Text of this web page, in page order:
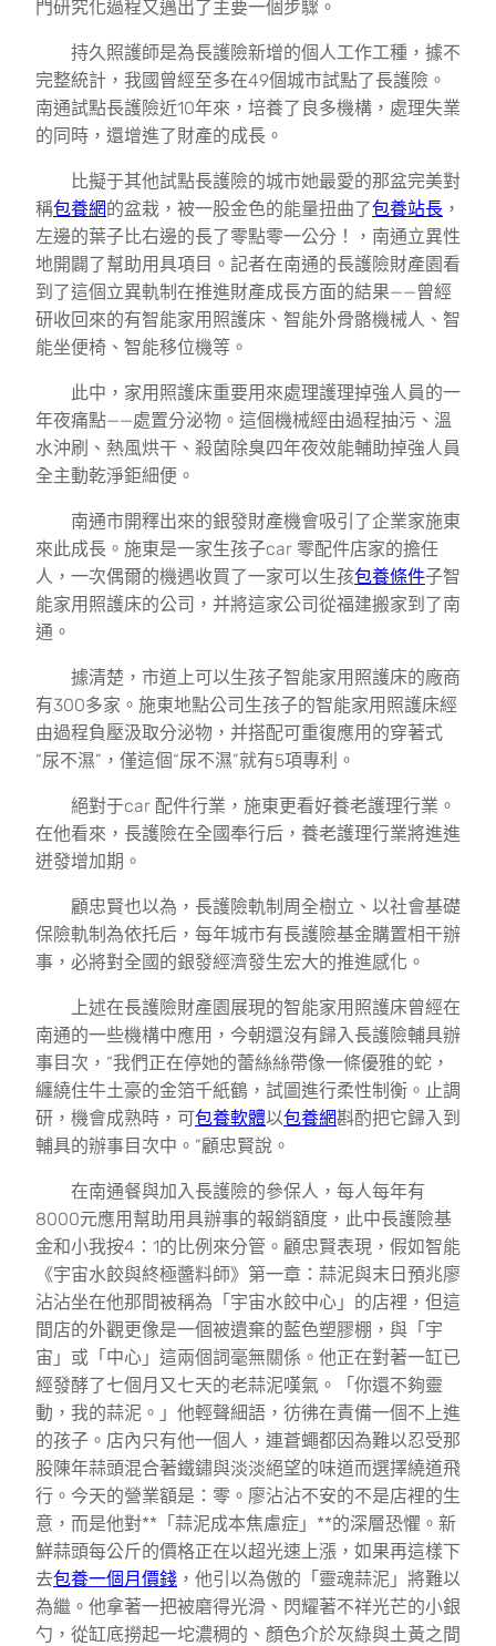
門研究化過程又邁出了主要一個步驟。
持久照護師是為長護險新增的個人工作工種，據不
完整統計，我國曾經至多在49個城市試點了長護險。
南通試點長護險近10年來，培養了良多機構，處理失業
的同時，還增進了財產的成長。
比擬于其他試點長護險的城市她最愛的那盆完美對
稱包養網的盆栽，被一股金色的能量扭曲了包養站長 ，
左邊的葉子比右邊的長了零點零一公分！，南通立異性
地開闢了幫助用具項目。記者在南通的長護險財產園看
到了這個立異軌制在推進財產成長方面的結果——曾經
研收回來的有智能家用照護床、智能外骨骼機械人、智
能坐便椅、智能移位機等。
此中，家用照護床重要用來處理護理掉強人員的一
年夜痛點——處置分泌物。這個機械經由過程抽污、溫
水沖刷、熱風烘干、殺菌除臭四年夜效能輔助掉強人員
全主動乾淨鉅細便。
南通市開釋出來的銀發財產機會吸引了企業家施東
來此成長。施東是一家生孩子car 零配件店家的擔任
人，一次偶爾的機遇收買了一家可以生孩包養條件子智
能家用照護床的公司，并將這家公司從福建搬家到了南
通。
據清楚，市道上可以生孩子智能家用照護床的廠商
有300多家。施東地點公司生孩子的智能家用照護床經
由過程負壓汲取分泌物，并搭配可重復應用的穿著式
“尿不濕”，僅這個“尿不濕”就有5項專利。
絕對于car 配件行業，施東更看好養老護理行業。
在他看來，長護險在全國奉行后，養老護理行業將進進
迸發增加期。
顧忠賢也以為，長護險軌制周全樹立、以社會基礎
保險軌制為依托后，每年城市有長護險基金購置相干辦
事，必將對全國的銀發經濟發生宏大的推進感化。
上述在長護險財產園展現的智能家用照護床曾經在
南通的一些機構中應用，今朝還沒有歸入長護險輔具辦
事目次，“我們正在停她的蕾絲絲帶像一條優雅的蛇，
纏繞住牛土豪的金箔千紙鶴，試圖進行柔性制衡。止調
研，機會成熟時，可包養軟體以包養網斟酌把它歸入到
輔具的辦事目次中。”顧忠賢說。
在南通餐與加入長護險的參保人，每人每年有
8000元應用幫助用具辦事的報銷額度，此中長護險基
金和小我按4∶1的比例來分管。顧忠賢表現，假如智能
《宇宙水餃與終極醬料師》第一章：蒜泥與末日預兆廖
沾沾坐在他那間被稱為「宇宙水餃中心」的店裡，但這
間店的外觀更像是一個被遺棄的藍色塑膠棚，與「宇
宙」或「中心」這兩個詞毫無關係。他正在對著一缸已
經發酵了七個月又七天的老蒜泥嘆氣。「你還不夠靈
動，我的蒜泥。」他輕聲細語，彷彿在責備一個不上進
的孩子。店內只有他一個人，連蒼蠅都因為難以忍受那
股陳年蒜頭混合著鐵鏽與淡淡絕望的味道而選擇繞道飛
行。今天的營業額是：零。廖沾沾不安的不是店裡的生
意，而是他對**「蒜泥成本焦慮症」**的深層恐懼。新
鮮蒜頭每公斤的價格正在以超光速上漲，如果再這樣下
去包養一個月價錢 ，他引以為傲的「靈魂蒜泥」將難以
為繼。他拿著一把被磨得光滑、閃耀著不祥光芒的小銀
勺，從缸底撈起一坨濃稠的、顏色介於灰綠與土黃之間